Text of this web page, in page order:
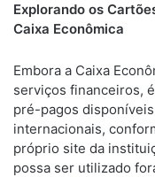
Explorando os
Caixa Econômica
Embora a Caixa
serviços financeiros,
pré-pagos
internacionais,
próprio site da
possa ser utilizado